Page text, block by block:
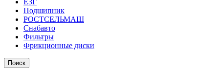
ЕЗГ
Подшипник
РОСТСЕЛЬМАШ
Снабавто
Фильтры
Фрикционные диски
Поиск